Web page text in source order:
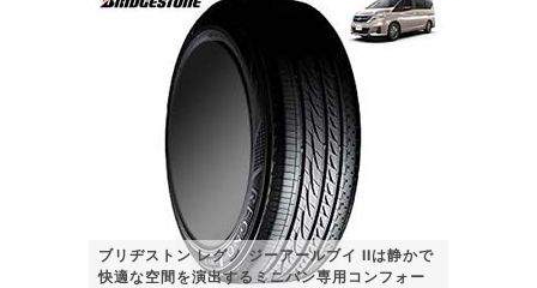
ブリヂストン レグノ ジーアールブイ IIは静かで
快適な空間を演出するミニバン専用コンフォー